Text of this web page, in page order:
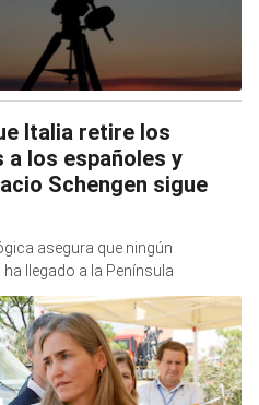
Italia retire los
los españoles y
Schengen sigue
asegura que ningún
llegado a la Península